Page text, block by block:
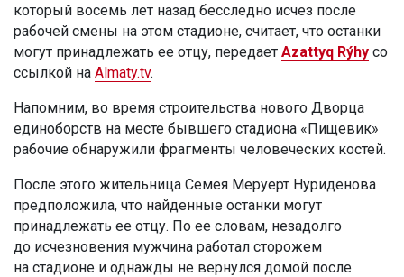
который восемь лет назад бесследно исчез после
рабочей смены на этом стадионе, считает, что останки
могут принадлежать ее отцу, передает Azattyq Rýhy со
ссылкой на Almaty.tv.
Напомним, во время строительства нового Дворца
единоборств на месте бывшего стадиона «Пищевик»
рабочие обнаружили фрагменты человеческих костей.
После этого жительница Семея Меруерт Нуриденова
предположила, что найденные останки могут
принадлежать ее отцу. По ее словам, незадолго
до исчезновения мужчина работал сторожем
на стадионе и однажды не вернулся домой после